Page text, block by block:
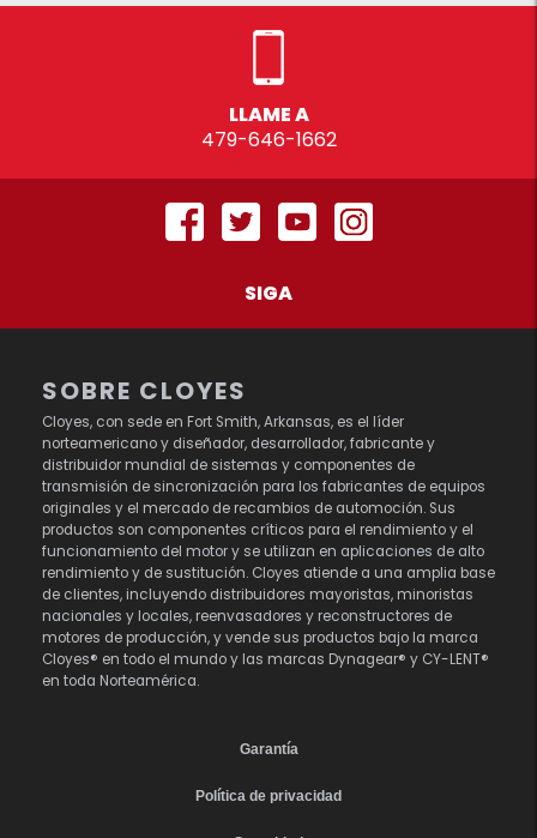
LLAME A
479-646-1662
SIGA
SOBRE CLOYES
Cloyes, con sede en Fort Smith, Arkansas, es el líder
norteamericano y diseñador, desarrollador, fabricante y
distribuidor mundial de sistemas y componentes de
transmisión de sincronización para los fabricantes de equipos
originales y el mercado de recambios de automoción. Sus
productos son componentes críticos para el rendimiento y el
funcionamiento del motor y se utilizan en aplicaciones de alto
rendimiento y de sustitución. Cloyes atiende a una amplia base
de clientes, incluyendo distribuidores mayoristas, minoristas
nacionales y locales, reenvasadores y reconstructores de
motores de producción, y vende sus productos bajo la marca
Cloyes® en todo el mundo y las marcas Dynagear® y CY-LENT®
en toda Norteamérica.
Garantía
Política de privacidad